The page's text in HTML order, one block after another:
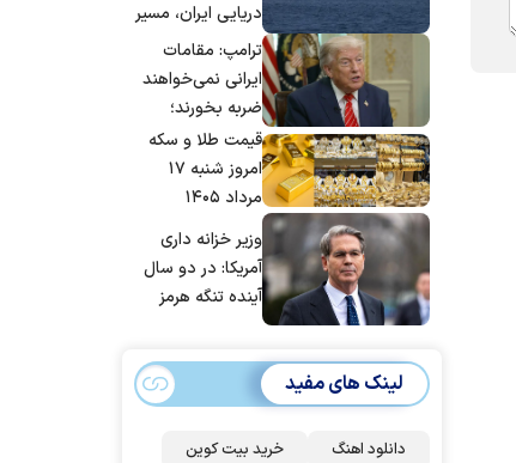
دریایی ایران، مسیر
بیش از ۵۰ کشتی را
تغییر داده‌ایم
ترامپ: مقامات
ایرانی نمی‌خواهند
ضربه بخورند؛
می‌خواهند به
توافق برسند
قیمت طلا و سکه
امروز شنبه ۱۷
مرداد ۱۴۰۵
وزیر خزانه داری
آمریکا: در دو سال
آینده تنگه هرمز
لینک های مفید
دانلود اهنگ
خرید بیت کوین